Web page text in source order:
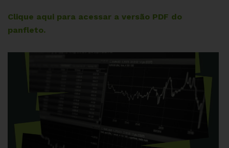
Clique aqui para acessar a versão PDF do
panfleto.